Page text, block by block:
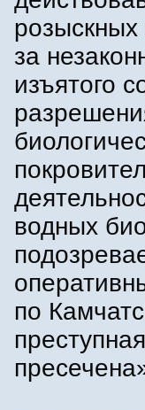
за
изъятого
водных
по